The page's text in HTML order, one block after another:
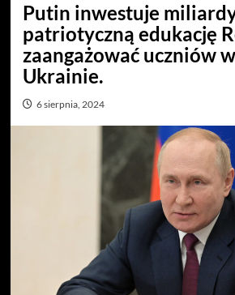
Putin inwestuje
patriotyczną edukację
zaangażować uczniów
Ukrainie.
6 sierpnia, 2024